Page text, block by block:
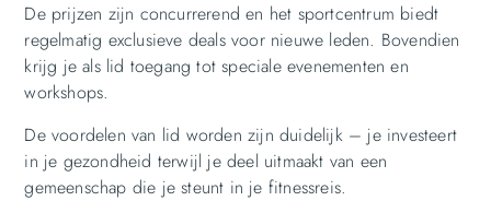
De prijzen zijn concurrerend en het sportcentrum biedt
regelmatig exclusieve deals voor nieuwe leden. Bovendien
krijg je als lid toegang tot speciale evenementen en
workshops.
De voordelen van lid worden zijn duidelijk – je investeert
in je gezondheid terwijl je deel uitmaakt van een
gemeenschap die je steunt in je fitnessreis.